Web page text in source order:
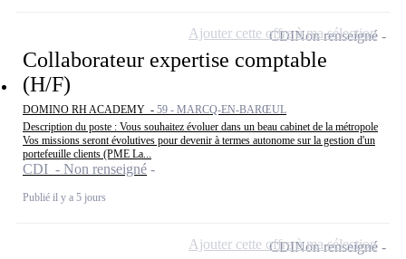
Collaborateur expertise comptable
(H/F)
DOMINO RH ACADEMY - 59 - MARCQ-EN-BARŒUL
Description du poste : Vous souhaitez évoluer dans un beau cabinet de la métropole
Vos missions seront évolutives pour devenir à termes autonome sur la gestion d'un
portefeuille clients (PME La...
CDI - Non renseigné
Publié il y a 5 jours
CDINon renseigné
Ajouter cette offre à ma sélection
CDINon renseigné
Ajouter cette offre à ma sélection